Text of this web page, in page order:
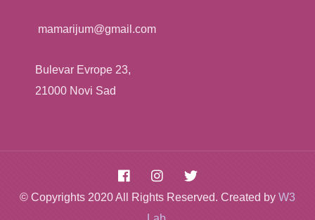
mamarijum@gmail.com​
Bulevar Evrope 23,
21000 Novi Sad
© Copyrights 2020 All Rights Reserved. Created by W3